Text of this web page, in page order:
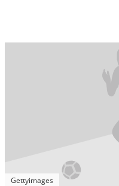
Gettyimages